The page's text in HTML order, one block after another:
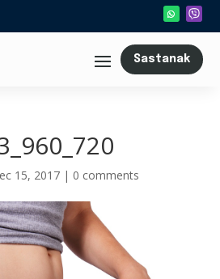
Sastanak
15, 2017| 0 comments